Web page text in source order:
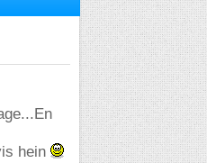
hein